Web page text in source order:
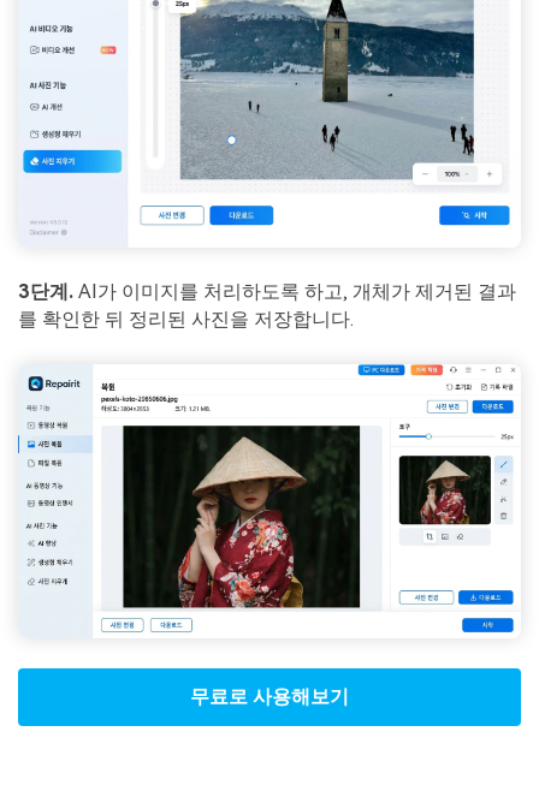
3단계. AI가 이미지를 처리하도록 하고, 개체가 제거된 결과
를 확인한 뒤 정리된 사진을 저장합니다.
무료로 사용해보기